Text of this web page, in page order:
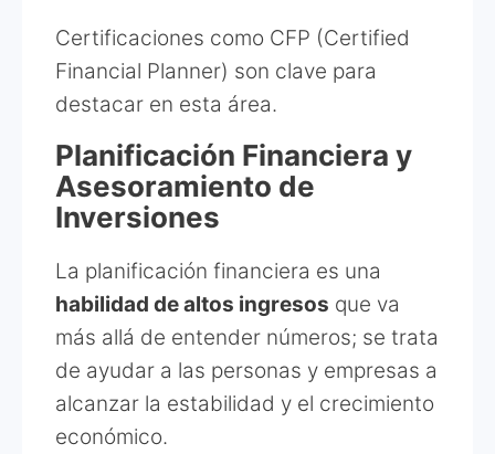
Certificaciones como CFP (Certified
Financial Planner) son clave para
destacar en esta área.
Planificación Financiera y
Asesoramiento de
Inversiones
La planificación financiera es una
habilidad de altos ingresos que va
más allá de entender números; se trata
de ayudar a las personas y empresas a
alcanzar la estabilidad y el crecimiento
económico.